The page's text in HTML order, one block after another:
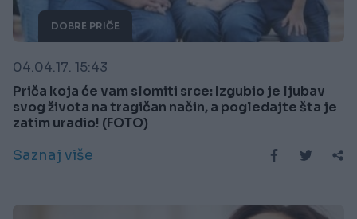
DOBRE PRIČE
04.04.17. 15:43
Priča koja će vam slomiti srce: Izgubio je ljubav
svog života na tragičan način, a pogledajte šta je
zatim uradio! (FOTO)
Saznaj više